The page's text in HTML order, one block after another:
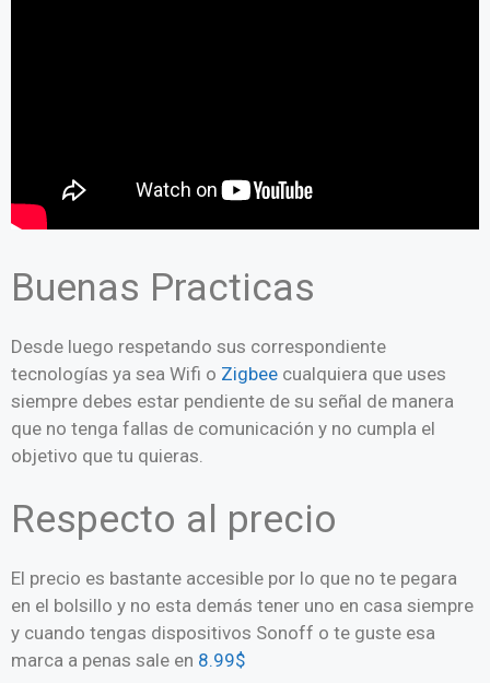
Buenas Practicas
Desde luego respetando sus correspondiente
tecnologías ya sea Wifi o Zigbee cualquiera que uses
siempre debes estar pendiente de su señal de manera
que no tenga fallas de comunicación y no cumpla el
objetivo que tu quieras.
Respecto al precio
El precio es bastante accesible por lo que no te pegara
en el bolsillo y no esta demás tener uno en casa siempre
y cuando tengas dispositivos Sonoff o te guste esa
marca a penas sale en 8.99$